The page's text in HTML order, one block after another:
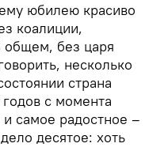
юбилею красиво
коалиции,
общем, без царя
несколько
страна
с момента
самое радостное –
десятое: хоть